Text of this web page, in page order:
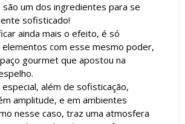
um dos ingredientes para se
sofisticado!
ainda mais o efeito, é só
elementos com esse mesmo poder,
gourmet que apostou na
além de sofisticação,
amplitude, e em ambientes
nesse caso, traz uma atmosfera